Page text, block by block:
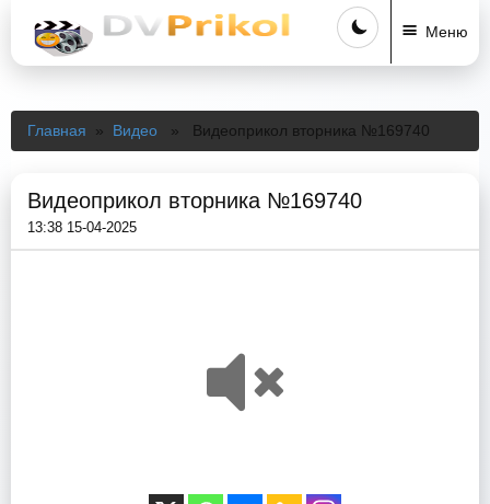
Меню
Главная » Видео » Видеоприкол вторника №169740
Видеоприкол вторника №169740
13:38 15-04-2025